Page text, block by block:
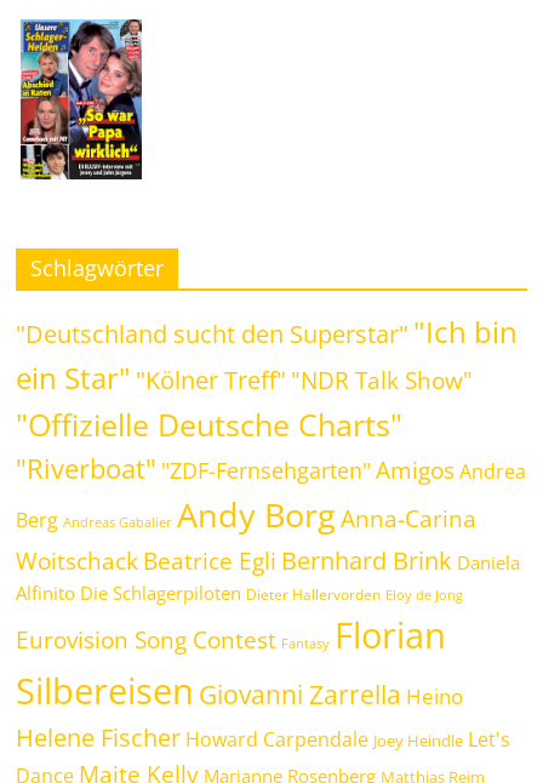
Schlagwörter
"Deutschland sucht den Superstar" "Ich bin
ein Star" "Kölner Treff" "NDR Talk Show"
"Offizielle Deutsche Charts"
"Riverboat" "ZDF-Fernsehgarten" Amigos Andrea
Berg Andreas Gabalier Andy Borg Anna-Carina
WoitschackBeatrice Egli Bernhard Brink Daniela
Alfinito Die Schlagerpiloten Dieter Hallervorden Eloy de Jong
Eurovision Song Contest Fantasy Florian
Silbereisen Giovanni Zarrella Heino
Helene Fischer Howard Carpendale Joey Heindle Let's
Dance Maite Kelly Marianne Rosenberg Matthias Reim